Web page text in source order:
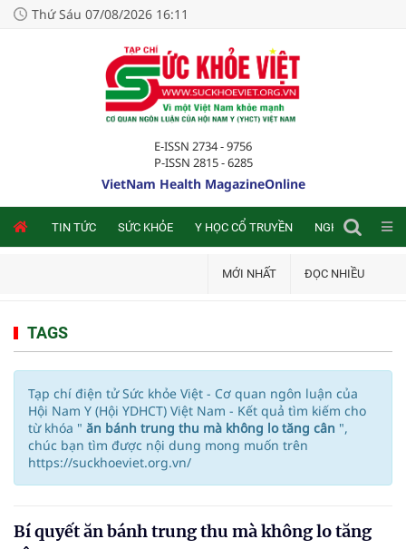
Thứ Sáu 07/08/2026 16:11
E-ISSN 2734 - 9756
P-ISSN 2815 - 6285
VietNam Health MagazineOnline
TIN TỨC SỨC KHỎE Y HỌC CỔ TRUYỀN NGHIÊN CỨU
MỚI NHẤT ĐỌC NHIỀU
TAGS
Tạp chí điện tử Sức khỏe Việt - Cơ quan ngôn luận của
Hội Nam Y (Hội YDHCT) Việt Nam - Kết quả tìm kiếm cho
từ khóa " ăn bánh trung thu mà không lo tăng cân ",
chúc bạn tìm được nội dung mong muốn trên
https://suckhoeviet.org.vn/
Bí quyết ăn bánh trung thu mà không lo tăng